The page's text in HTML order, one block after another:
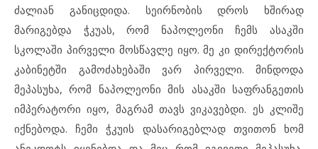
ძალიან განიცდიდა. სეირნობის დროს ხშირად
მარიგებდა ჭკუას, რომ ნაპოლეონი ჩემს ასაკში
სკოლაში პირველი მოსწავლე იყო. მე კი დირექტორის
კაბინეტში გამოძახებაში ვარ პირველი. მინდოდა
მეპასუხა, რომ ნაპოლეონი მის ასაკში საფრანგეთის
იმპერატორი იყო, მაგრამ თავს ვიკავებდი. ეს კლიშე
იქნებოდა. ჩემი ჭკუის დასარიგებლად თვითონ ხომ